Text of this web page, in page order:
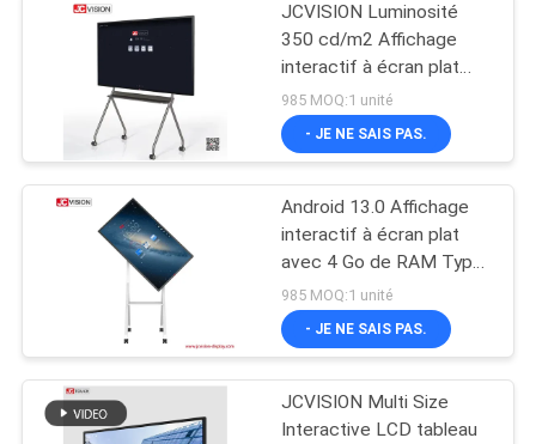
DEMANDEZ
UN DEVIS
PLAN
DU
POLITIQUE
DE
CONFIDENTIALITÉ
Écran plat interactif
Scanner de
documents
portables
12
JCVISION Luminosité
350 cd/m2 Affichage
interactif à écran plat
avec prise de courant
985 MOQ:1 unité
- JE NE SAIS PAS.
Android 13.0 Affichage
interactif à écran plat
avec 4 Go de RAM Type
de panneau LED et WiFi
802.11b/g/n/AC
985 MOQ:1 unité
- JE NE SAIS PAS.
JCVISION Multi Size
Interactive LCD tableau